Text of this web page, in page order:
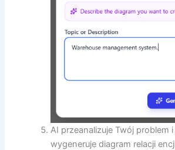
AI przeanalizuje Twój problem
wygeneruje diagram relacji